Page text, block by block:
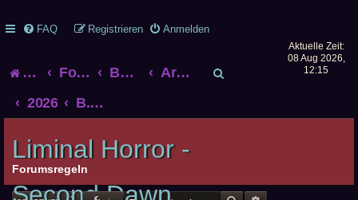
FAQ Anmelden
Registrieren
Startseite
Foren-Übersicht Bonner Rollenspieltreff
Archiv alter Treffen
2026
B.U.R.N. am 14. Juni 2026 ab 14 Uhr im Haus der Jugend Bonn
e
Aktuelle Zeit:
08 Aug 2026,
12:15
Liminal Horror -
Forumsregeln